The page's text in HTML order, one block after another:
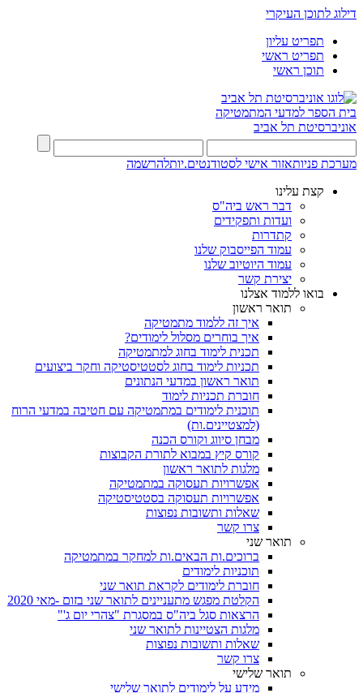
דילוג לתוכן העיקרי
תפריט עליון
תפריט ראשי
תוכן ראשי
בית הספר למדעי המתמטיקה
אוניברסיטת תל אביב
מערכת פניותאזור אישי לסטודנטים.יותלהרשמה
קצת עלינו
דבר ראש ביה"ס
ועדות ותפקידים
קתדרות
עמוד הפייסבוק שלנו
עמוד היוטיוב שלנו
יצירת קשר
בואו ללמוד אצלנו
תואר ראשון
איך זה ללמוד מתמטיקה
איך בוחרים מסלול לימודים?
תכנית לימוד בחוג למתמטיקה
תכניות לימוד בחוג לסטטיסטיקה וחקר ביצועים
תואר ראשון במדעי הנתונים
חוברת תכניות לימוד
תוכנית לימודים במתמטיקה עם חטיבה במדעי הרוח
(למצטיינים.ות)
מבחן סיווג וקורס הכנה
קורס קיץ במבוא לתורת הקבוצות
מלגות לתואר ראשון
אפשרויות תעסוקה במתמטיקה
אפשרויות תעסוקה בסטטיסטיקה
שאלות ותשובות נפוצות
צרו קשר
תואר שני
ברוכים.ות הבאים.ות למחקר במתמטיקה
תוכניות לימודים
חוברת לימודים לקראת תואר שני
הקלטת מפגש מתעניינים לתואר שני בזום -מאי 2020
הרצאות סגל ביה"ס במסגרת "צהרי יום ג'"
מלגות הצטיינות לתואר שני
שאלות ותשובות נפוצות
צרו קשר
תואר שלישי
מידע על לימודים לתואר שלישי